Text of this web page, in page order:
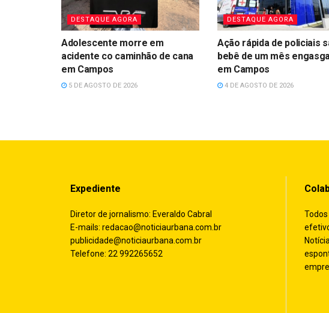
DESTAQUE AGORA
Adolescente morre em
acidente co caminhão de cana
em Campos
5 DE AGOSTO DE 2026
DESTAQUE AGORA
Ação rápida de policiais
bebê de um mês
em Campos
4 DE AGOSTO DE 2026
Expediente
Diretor de jornalismo: Everaldo Cabral
E-mails: redacao@noticiaurbana.com.br
publicidade@noticiaurbana.com.br
Telefone: 22 992265652